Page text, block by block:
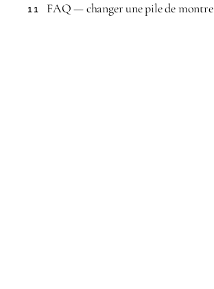
11 FAQ — changer une pile de montre